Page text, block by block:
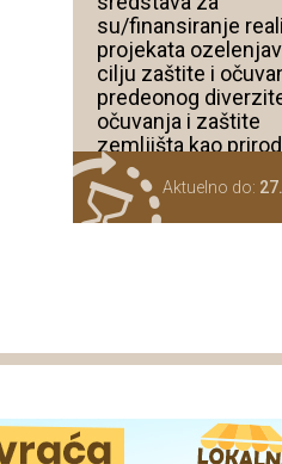
su/finansiranje
projekata
cilju zaštite i
predeonog
očuvanja i zaštite
zemljišta kao
resursa u 2026.
Aktuelno do: